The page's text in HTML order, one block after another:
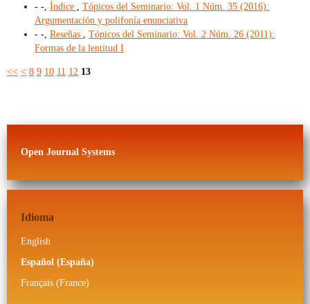
- -, Índice , Tópicos del Seminario: Vol. 1 Núm. 35 (2016):
Argumentación y polifonía enunciativa
- -, Reseñas , Tópicos del Seminario: Vol. 2 Núm. 26 (2011):
Formas de la lentitud I
<< < 8 9 10 11 12 13
Open Journal Systems
Idioma
English
Español (España)
Français (France)